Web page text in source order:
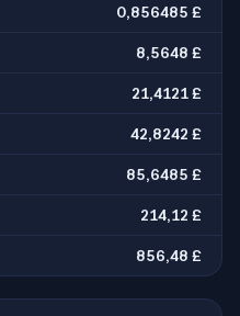
0,856485 £
8,5648 £
21,4121 £
42,8242 £
85,6485 £
214,12 £
856,48 £